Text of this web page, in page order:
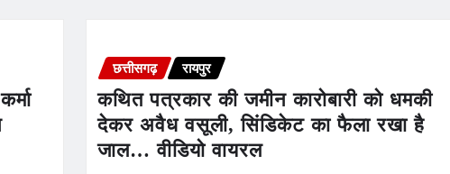
छत्तीसगढ़ रायपुर
कथित पत्रकार की जमीन कारोबारी को धमकी
देकर अवैध वसूली, सिंडिकेट का फैला रखा है
जाल… वीडियो वायरल